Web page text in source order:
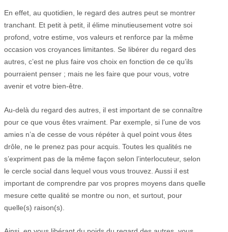
En effet, au quotidien, le regard des autres peut se montrer
tranchant. Et petit à petit, il élime minutieusement votre soi
profond, votre estime, vos valeurs et renforce par la même
occasion vos croyances limitantes. Se libérer du regard des
autres, c’est ne plus faire vos choix en fonction de ce qu’ils
pourraient penser ; mais ne les faire que pour vous, votre
avenir et votre bien-être.
Au-delà du regard des autres, il est important de se connaître
pour ce que vous êtes vraiment. Par exemple, si l’une de vos
amies n’a de cesse de vous répéter à quel point vous êtes
drôle, ne le prenez pas pour acquis. Toutes les qualités ne
s’expriment pas de la même façon selon l’interlocuteur, selon
le cercle social dans lequel vous vous trouvez. Aussi il est
important de comprendre par vos propres moyens dans quelle
mesure cette qualité se montre ou non, et surtout, pour
quelle(s) raison(s).